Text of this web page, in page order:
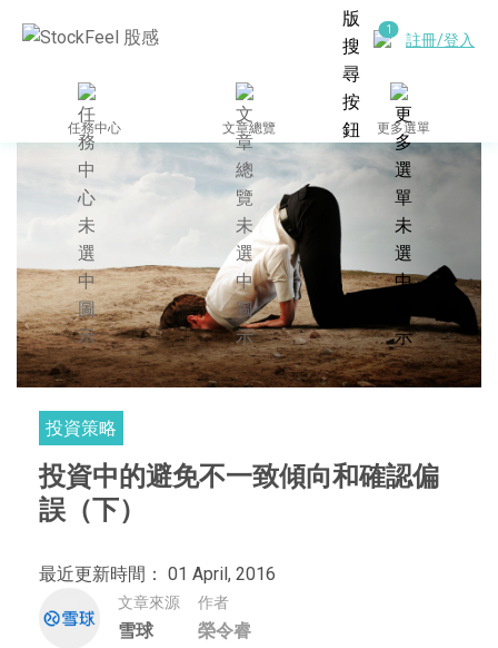
註冊/登入
任務中心 文章總覽 更多選單
投資策略
投資中的避免不一致傾向和確認偏
誤（下）
最近更新時間： 01 April, 2016
文章來源
雪球
作者
榮令睿